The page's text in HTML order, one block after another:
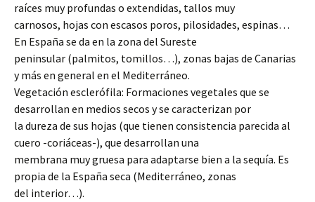
raíces muy profundas o extendidas, tallos muy
carnosos, hojas con escasos poros, pilosidades, espinas…
En España se da en la zona del Sureste
peninsular (palmitos, tomillos…), zonas bajas de Canarias
y más en general en el Mediterráneo.
Vegetación esclerófila: Formaciones vegetales que se
desarrollan en medios secos y se caracterizan por
la dureza de sus hojas (que tienen consistencia parecida al
cuero -coriáceas-), que desarrollan una
membrana muy gruesa para adaptarse bien a la sequía. Es
propia de la España seca (Mediterráneo, zonas
del interior…).